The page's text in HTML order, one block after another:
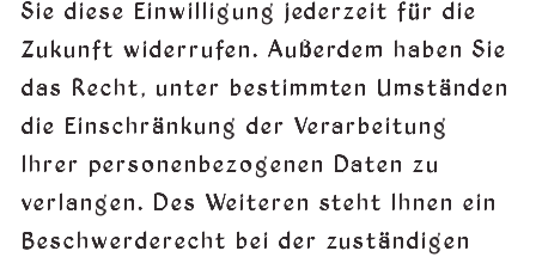
Sie diese Einwilligung jederzeit für die
Zukunft widerrufen. Außerdem haben Sie
das Recht, unter bestimmten Umständen
die Einschränkung der Verarbeitung
Ihrer personenbezogenen Daten zu
verlangen. Des Weiteren steht Ihnen ein
Beschwerderecht bei der zuständigen